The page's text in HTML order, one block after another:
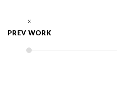
PREV WORK